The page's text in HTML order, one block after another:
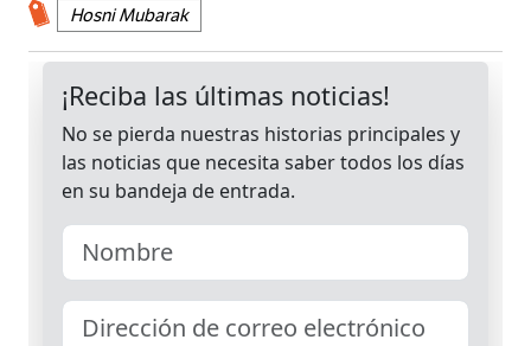
Hosni Mubarak